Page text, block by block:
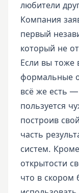
любители
Компания
первый
который не
Если вы тоже
формальные
всё же есть
пользуется
построив
часть
систем.
открытости
что в скором